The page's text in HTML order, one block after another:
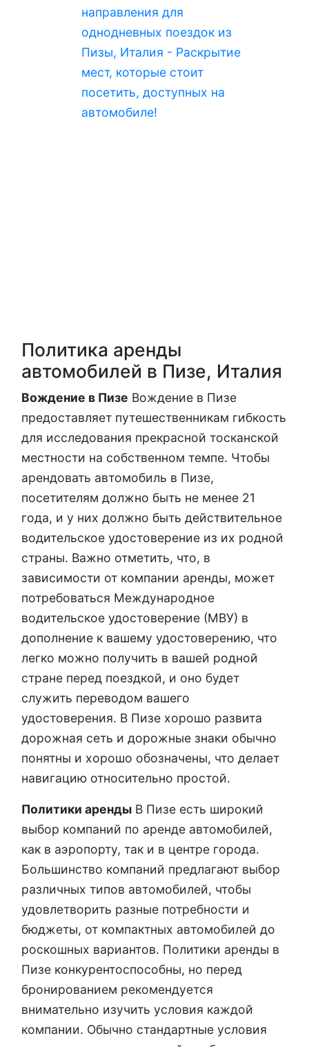
направления для
однодневных поездок из
Пизы, Италия - Раскрытие
мест, которые стоит
посетить, доступных на
автомобиле!
Политика аренды
автомобилей в Пизе, Италия
Вождение в Пизе Вождение в Пизе
предоставляет путешественникам гибкость
для исследования прекрасной тосканской
местности на собственном темпе. Чтобы
арендовать автомобиль в Пизе,
посетителям должно быть не менее 21
года, и у них должно быть действительное
водительское удостоверение из их родной
страны. Важно отметить, что, в
зависимости от компании аренды, может
потребоваться Международное
водительское удостоверение (МВУ) в
дополнение к вашему удостоверению, что
легко можно получить в вашей родной
стране перед поездкой, и оно будет
служить переводом вашего
удостоверения. В Пизе хорошо развита
дорожная сеть и дорожные знаки обычно
понятны и хорошо обозначены, что делает
навигацию относительно простой.
Политики аренды В Пизе есть широкий
выбор компаний по аренде автомобилей,
как в аэропорту, так и в центре города.
Большинство компаний предлагают выбор
различных типов автомобилей, чтобы
удовлетворить разные потребности и
бюджеты, от компактных автомобилей до
роскошных вариантов. Политики аренды в
Пизе конкурентоспособны, но перед
бронированием рекомендуется
внимательно изучить условия каждой
компании. Обычно стандартные условия